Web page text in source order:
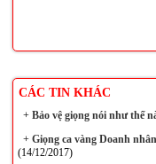
CÁC TIN KHÁC
+Bảo vệ giọng nói như thế
+Giọng ca vàng Doanh
(14/12/2017)